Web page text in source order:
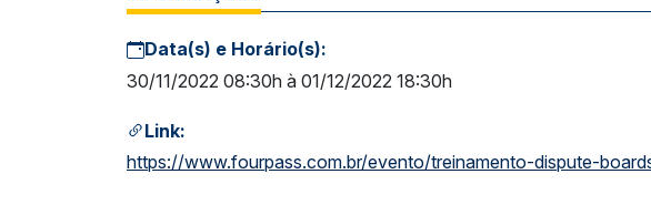
Data(s) e Horário(s):
30/11/2022 08:30h à 01/12/2022 18:30h
Link:
https://www.fourpass.com.br/evento/treinamento-dispute-